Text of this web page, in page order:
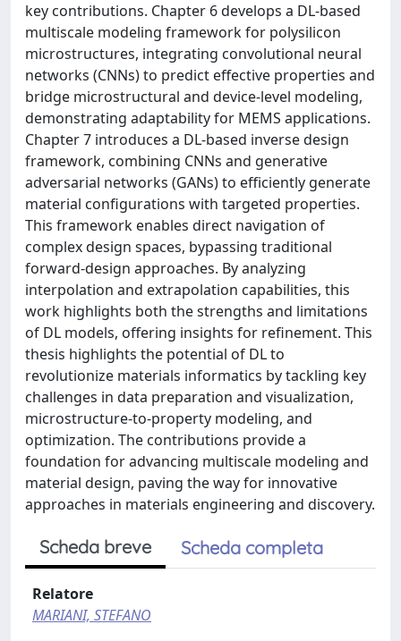
key contributions. Chapter 6 develops a DL-based
multiscale modeling framework for polysilicon
microstructures, integrating convolutional neural
networks (CNNs) to predict effective properties and
bridge microstructural and device-level modeling,
demonstrating adaptability for MEMS applications.
Chapter 7 introduces a DL-based inverse design
framework, combining CNNs and generative
adversarial networks (GANs) to efficiently generate
material configurations with targeted properties.
This framework enables direct navigation of
complex design spaces, bypassing traditional
forward-design approaches. By analyzing
interpolation and extrapolation capabilities, this
work highlights both the strengths and limitations
of DL models, offering insights for refinement. This
thesis highlights the potential of DL to
revolutionize materials informatics by tackling key
challenges in data preparation and visualization,
microstructure-to-property modeling, and
optimization. The contributions provide a
foundation for advancing multiscale modeling and
material design, paving the way for innovative
approaches in materials engineering and discovery.
Scheda breve Scheda completa
Relatore
MARIANI, STEFANO